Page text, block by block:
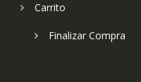
Carrito
Finalizar Compra